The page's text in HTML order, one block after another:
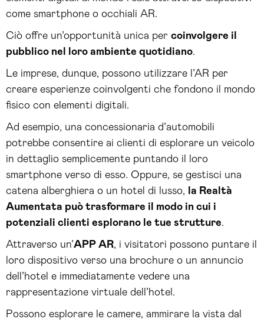
come smartphone o occhiali AR.
Ciò offre un’opportunità unica per coinvolgere il
pubblico nel loro ambiente quotidiano.
Le imprese, dunque, possono utilizzare l’AR per
creare esperienze coinvolgenti che fondono il mondo
fisico con elementi digitali.
Ad esempio, una concessionaria d’automobili
potrebbe consentire ai clienti di esplorare un veicolo
in dettaglio semplicemente puntando il loro
smartphone verso di esso. Oppure, se gestisci una
catena alberghiera o un hotel di lusso,
la Realtà
Aumentata può trasformare il modo in cui i
potenziali clienti esplorano le tue strutture.
Attraverso un’APP AR, i visitatori possono puntare il
loro dispositivo verso una brochure o un annuncio
dell’hotel e immediatamente vedere una
rappresentazione virtuale dell’hotel.
Possono esplorare le camere, ammirare la vista dal